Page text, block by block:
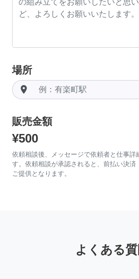
場所
room
販売金額
¥500
依頼相談後、メッセージで依頼者と仕事詳
す。依頼相談が承認されると、前払い決
ご提供となります。
よくある質